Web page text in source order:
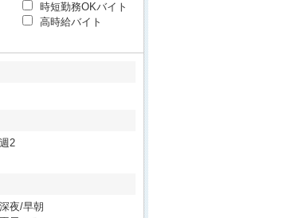
時短勤務OKバイト
高時給バイト
週2
深夜/早朝